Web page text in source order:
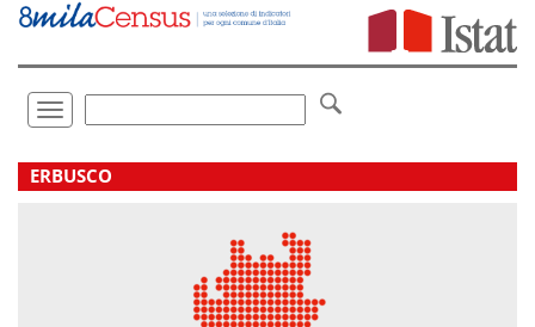
Vai
direttamente
Toggle
navigation
.
ERBUSCO